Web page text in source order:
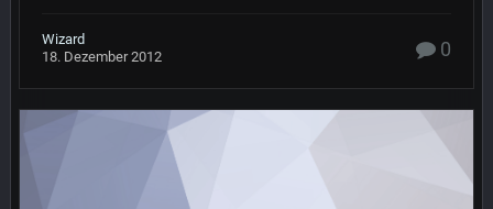
Wizard
18. Dezember 2012
0